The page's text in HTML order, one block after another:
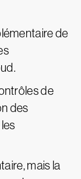
de
de
des
mais la